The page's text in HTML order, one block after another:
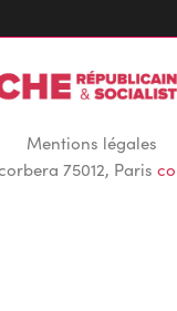
Mentions légales
75012, Paris